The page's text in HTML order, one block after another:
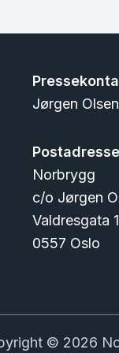
Jørgen Olsen
Norbrygg
c/o Jørgen
Valdresgata
0557 Oslo
© 2026